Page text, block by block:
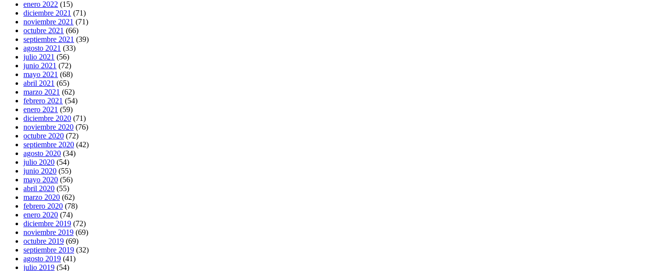
enero 2022 (15)
diciembre 2021 (71)
noviembre 2021 (71)
octubre 2021 (66)
septiembre 2021 (39)
agosto 2021 (33)
julio 2021 (56)
junio 2021 (72)
mayo 2021 (68)
abril 2021 (65)
marzo 2021 (62)
febrero 2021 (54)
enero 2021 (59)
diciembre 2020 (71)
noviembre 2020 (76)
octubre 2020 (72)
septiembre 2020 (42)
agosto 2020 (34)
julio 2020 (54)
junio 2020 (55)
mayo 2020 (56)
abril 2020 (55)
marzo 2020 (62)
febrero 2020 (78)
enero 2020 (74)
diciembre 2019 (72)
noviembre 2019 (69)
octubre 2019 (69)
septiembre 2019 (32)
agosto 2019 (41)
julio 2019 (54)